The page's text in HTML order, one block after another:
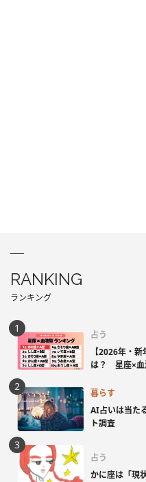
RANKING
ランキング
占う
【2026年・
は？ 星座×血
暮らす
AI占いは当た
ト調査
占う
かに座は「現